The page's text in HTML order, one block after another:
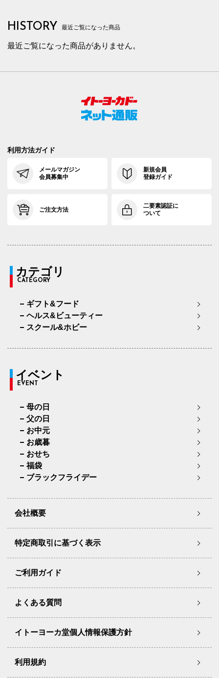
HISTORY 最近ご覧になった商品
最近ご覧になった商品がありません。
利用方法ガイド
メールマガジン
会員募集中
新規会員
登録ガイド
ご注文方法
二要素認証に
ついて
カテゴリ
CATEGORY
ギフト&フード
ヘルス&ビューティー
スクール&ホビー
イベント
EVENT
母の日
父の日
お中元
お歳暮
おせち
福袋
ブラックフライデー
会社概要
特定商取引に基づく表示
ご利用ガイド
よくある質問
イトーヨーカ堂個人情報保護方針
利用規約